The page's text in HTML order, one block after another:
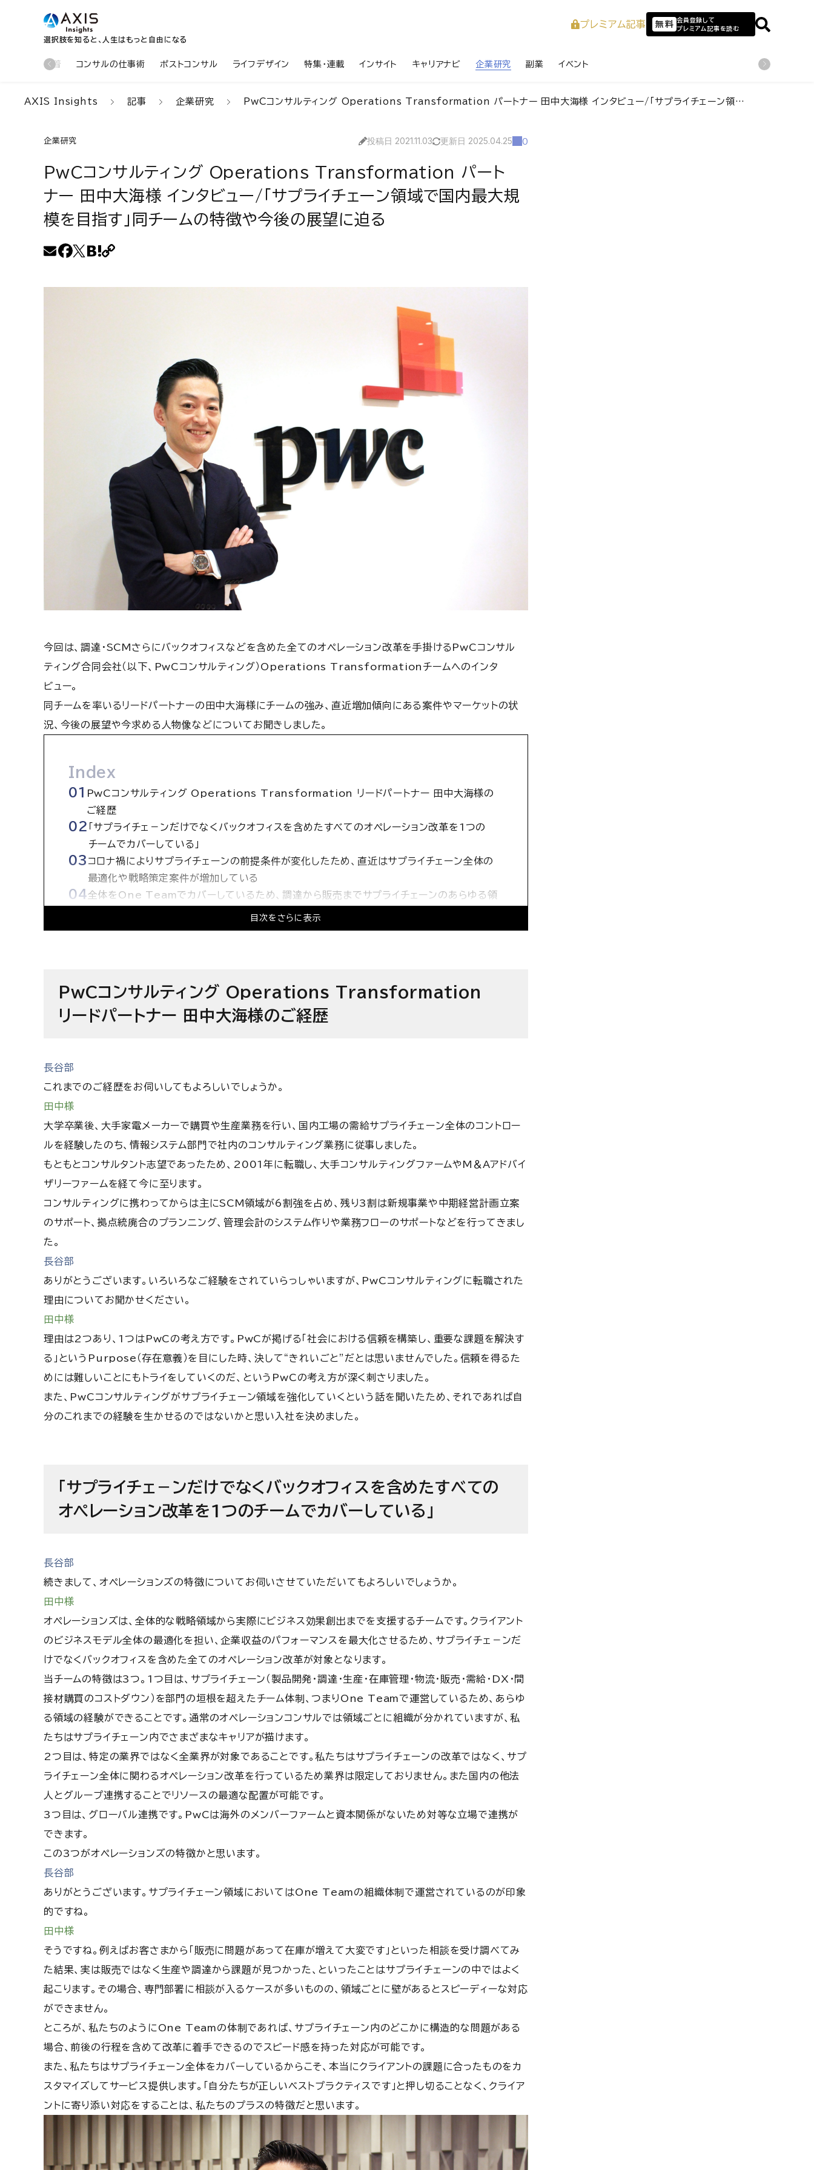
選択肢を知ると、人生はもっと自由になる
プレミアム記事 無料 会員登録して
プレミアム記事を読む
新着 コンサルの仕事術 ポストコンサル ライフデザイン 特集・連載 インサイト キャリアナビ 企業研究 副業 イベント
AXIS Insights 記事 企業研究 PwCコンサルティング Operations Transformation パートナー 田中大海様 インタビュー/「サプライチェーン領域で国内最大規模を目指す」同チームの特徴や今後の展望に迫る
企業研究 投稿日 2021.11.03 更新日 2025.04.25 0
PwCコンサルティング Operations Transformation パート
ナー 田中大海様 インタビュー/「サプライチェーン領域で国内最大規
模を目指す」同チームの特徴や今後の展望に迫る
今回は、調達・SCMさらにバックオフィスなどを含めた全てのオペレーション改革を手掛けるPwCコンサル
ティング合同会社（以下、PwCコンサルティング）Operations Transformationチームへのインタ
ビュー。
同チームを率いるリードパートナーの田中大海様にチームの強み、直近増加傾向にある案件やマーケットの状
況、今後の展望や今求める人物像などについてお聞きしました。
Index
目次をさらに表示
PwCコンサルティング Operations Transformation リードパートナー 田中大海様の
ご経歴
「サプライチェ－ンだけでなくバックオフィスを含めたすべてのオペレーション改革を1つの
チームでカバーしている」
コロナ禍によりサプライチェーンの前提条件が変化したため、直近はサプライチェーン全体の
最適化や戦略策定案件が増加している
全体をOne Teamでカバーしているため、調達から販売までサプライチェーンのあらゆる領
200名規模の組織へ、サプライチェーン領域で国内最大規模のチームを目指す
PwCコンサルティング Operations Transformation
リードパートナー 田中大海様のご経歴
長谷部
これまでのご経歴をお伺いしてもよろしいでしょうか。
田中様
大学卒業後、大手家電メーカーで購買や生産業務を行い、国内工場の需給サプライチェーン全体のコントロー
ルを経験したのち、情報システム部門で社内のコンサルティング業務に従事しました。
もともとコンサルタント志望であったため、2001年に転職し、大手コンサルティングファームやM＆Aアドバイ
ザリーファームを経て今に至ります。
コンサルティングに携わってからは主にSCM領域が6割強を占め、残り3割は新規事業や中期経営計画立案
のサポート、拠点統廃合のプランニング、管理会計のシステム作りや業務フローのサポートなどを行ってきまし
た。
長谷部
ありがとうございます。いろいろなご経験をされていらっしゃいますが、PwCコンサルティングに転職された
理由についてお聞かせください。
田中様
理由は2つあり、1つはPwCの考え方です。PwCが掲げる「社会における信頼を構築し、重要な課題を解決す
る」というPurpose（存在意義）を目にした時、決して“きれいごと”だとは思いませんでした。信頼を得るた
めには難しいことにもトライをしていくのだ、というPwCの考え方が深く刺さりました。
また、PwCコンサルティングがサプライチェーン領域を強化していくという話を聞いたため、それであれば自
分のこれまでの経験を生かせるのではないかと思い入社を決めました。
「サプライチェ－ンだけでなくバックオフィスを含めたすべての
オペレーション改革を1つのチームでカバーしている」
長谷部
続きまして、オペレーションズの特徴についてお伺いさせていただいてもよろしいでしょうか。
田中様
オペレーションズは、全体的な戦略領域から実際にビジネス効果創出までを支援するチームです。クライアント
のビジネスモデル全体の最適化を担い、企業収益のパフォーマンスを最大化させるため、サプライチェ－ンだ
けでなくバックオフィスを含めた全てのオペレーション改革が対象となります。
当チームの特徴は3つ。1つ目は、サプライチェーン（製品開発・調達・生産・在庫管理・物流・販売・需給・DX・間
接材購買のコストダウン）を部門の垣根を超えたチーム体制、つまりOne Teamで運営しているため、あらゆ
る領域の経験ができることです。通常のオペレーションコンサルでは領域ごとに組織が分かれていますが、私
たちはサプライチェーン内でさまざまなキャリアが描けます。
2つ目は、特定の業界ではなく全業界が対象であることです。私たちはサプライチェーンの改革ではなく、サプ
ライチェーン全体に関わるオペレーション改革を行っているため業界は限定しておりません。また国内の他法
人とグループ連携することでリソースの最適な配置が可能です。
3つ目は、グローバル連携です。PwCは海外のメンバーファームと資本関係がないため対等な立場で連携が
できます。
この3つがオペレーションズの特徴かと思います。
長谷部
ありがとうございます。サプライチェーン領域においてはOne Teamの組織体制で運営されているのが印象
的ですね。
田中様
そうですね。例えばお客さまから「販売に問題があって在庫が増えて大変です」といった相談を受け調べてみ
た結果、実は販売ではなく生産や調達から課題が見つかった、といったことはサプライチェーンの中ではよく
起こります。その場合、専門部署に相談が入るケースが多いものの、領域ごとに壁があるとスピーディーな対応
ができません。
ところが、私たちのようにOne Teamの体制であれば、サプライチェーン内のどこかに構造的な問題がある
場合、前後の行程を含めて改革に着手できるのでスピード感を持った対応が可能です。
また、私たちはサプライチェーン全体をカバーしているからこそ、本当にクライアントの課題に合ったものをカ
スタマイズしてサービス提供します。「自分たちが正しいベストプラクティスです」と押し切ることなく、クライア
ントに寄り添い対応をすることは、私たちのプラスの特徴だと思います。